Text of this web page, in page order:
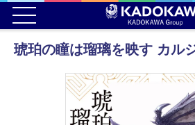
琥珀の瞳は瑠璃を映す カル